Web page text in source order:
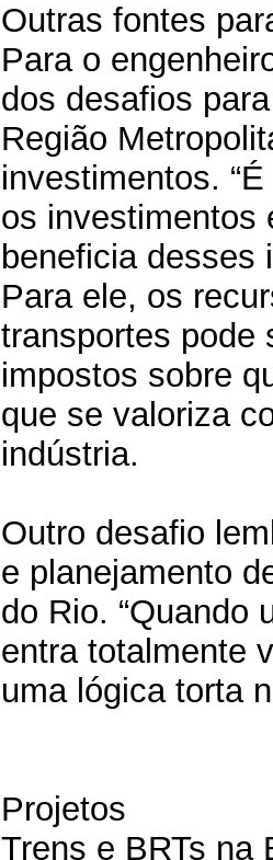
Outras fontes
Para o
dos desafios
Região
investimentos.
os investimentos
beneficia desses
Para ele, os
transportes pode
impostos sobre
que se valoriza
indústria.
Outro desafio
e planejamento
do Rio. “Quando
entra totalmente
uma lógica torta
Projetos
Trens e BRTs na